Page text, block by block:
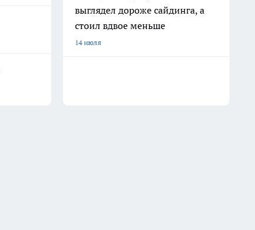
выглядел дороже сайдинга, а
стоил вдвое меньше
14 июля